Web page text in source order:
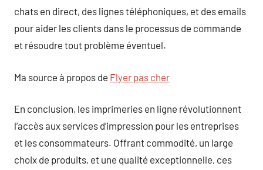
chats en direct, des lignes téléphoniques, et des emails
pour aider les clients dans le processus de commande
et résoudre tout problème éventuel.
Ma source à propos de Flyer pas cher
En conclusion, les imprimeries en ligne révolutionnent
l’accès aux services d’impression pour les entreprises
et les consommateurs. Offrant commodité, un large
choix de produits, et une qualité exceptionnelle, ces